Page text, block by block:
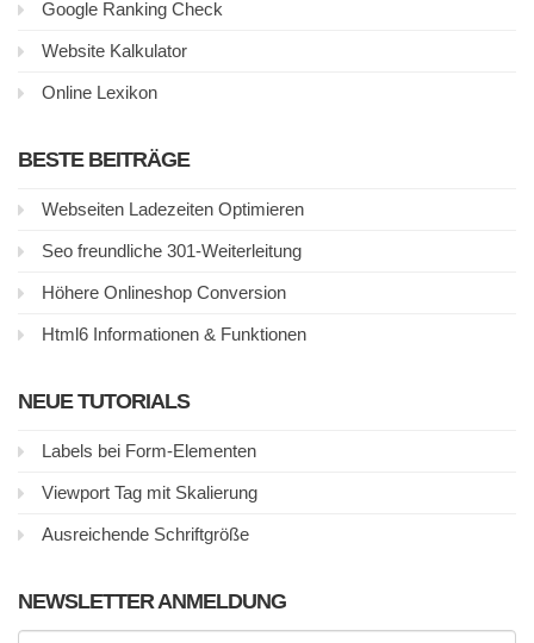
Google Ranking Check
Website Kalkulator
Online Lexikon
BESTE BEITRÄGE
Webseiten Ladezeiten Optimieren
Seo freundliche 301-Weiterleitung
Höhere Onlineshop Conversion
Html6 Informationen & Funktionen
NEUE TUTORIALS
Labels bei Form-Elementen
Viewport Tag mit Skalierung
Ausreichende Schriftgröße
NEWSLETTER ANMELDUNG